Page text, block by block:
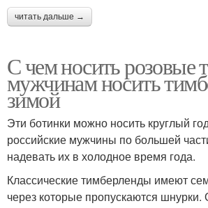
читать дальше →
С чем носить розовые
мужчинам носить
зимой
Эти ботинки можно носить круглый
российские мужчины по большей
надевать их в холодное время года.
Классические тимберленды имеют
через которые пропускаются